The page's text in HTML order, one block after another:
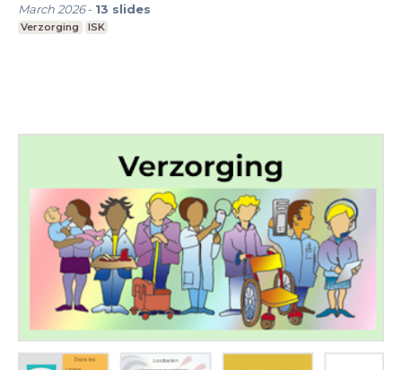
March 2026- 13 slides
Verzorging ISK